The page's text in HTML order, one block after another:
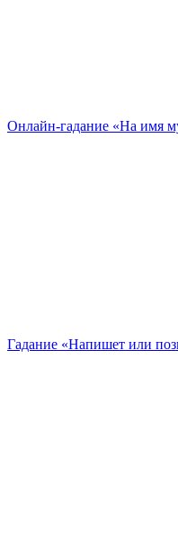
Онлайн-гадание «На имя
Гадание «Напишет или